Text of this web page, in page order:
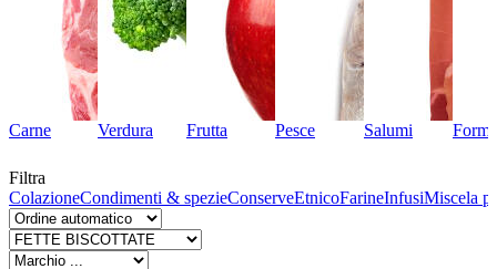
Carne Verdura Frutta Pesce Salumi
Filtra
ColazioneCondimenti & spezieConserveEtnicoFarineInfusiMiscela